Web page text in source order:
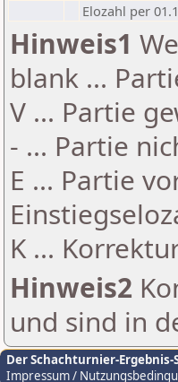
Elozahl per
Hinweis1
blank ...
V ... Partie
- ... Partie
E ... Partie
K ...
Hinweis2
und sind in
Der Schachturnier-Ergebnis-
Impressum /